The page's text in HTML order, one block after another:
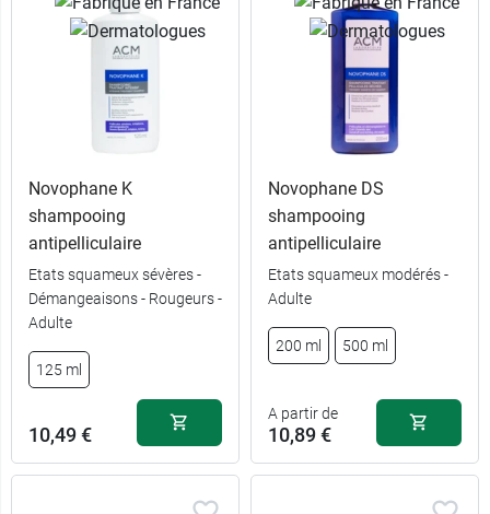
Novophane K
shampooing
antipelliculaire
Etats squameux sévères -
Démangeaisons - Rougeurs -
Adulte
125 ml
10,49 €
Novophane DS
shampooing
antipelliculaire
Etats squameux modérés -
Adulte
200 ml 500 ml
A partir de
10,89 €